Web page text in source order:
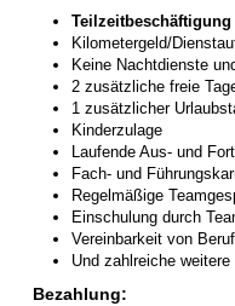
Kilometergeld/
Keine Nachtdienste
2 zusätzliche freie
1 zusätzlicher
Kinderzulage
Laufende Aus- und
Fach- und
Regelmäßige
Einschulung durch
Vereinbarkeit von
Und zahlreiche weitere
Bezahlung: